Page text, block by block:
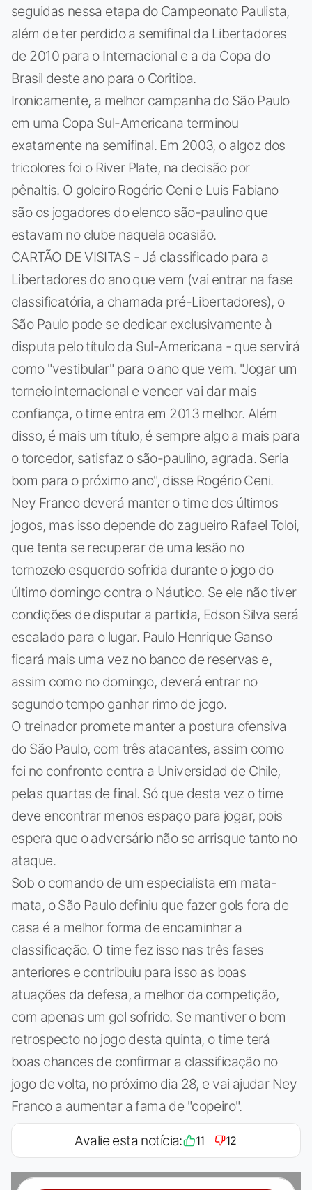
seguidas nessa etapa do Campeonato Paulista,
além de ter perdido a semifinal da Libertadores
de 2010 para o Internacional e a da Copa do
Brasil deste ano para o Coritiba.
Ironicamente, a melhor campanha do São Paulo
em uma Copa Sul-Americana terminou
exatamente na semifinal. Em 2003, o algoz dos
tricolores foi o River Plate, na decisão por
pênaltis. O goleiro Rogério Ceni e Luis Fabiano
são os jogadores do elenco são-paulino que
estavam no clube naquela ocasião.
CARTÃO DE VISITAS - Já classificado para a
Libertadores do ano que vem (vai entrar na fase
classificatória, a chamada pré-Libertadores), o
São Paulo pode se dedicar exclusivamente à
disputa pelo título da Sul-Americana - que servirá
como "vestibular" para o ano que vem. "Jogar um
torneio internacional e vencer vai dar mais
confiança, o time entra em 2013 melhor. Além
disso, é mais um título, é sempre algo a mais para
o torcedor, satisfaz o são-paulino, agrada. Seria
bom para o próximo ano", disse Rogério Ceni.
Ney Franco deverá manter o time dos últimos
jogos, mas isso depende do zagueiro Rafael Toloi,
que tenta se recuperar de uma lesão no
tornozelo esquerdo sofrida durante o jogo do
último domingo contra o Náutico. Se ele não tiver
condições de disputar a partida, Edson Silva será
escalado para o lugar. Paulo Henrique Ganso
ficará mais uma vez no banco de reservas e,
assim como no domingo, deverá entrar no
segundo tempo ganhar rimo de jogo.
O treinador promete manter a postura ofensiva
do São Paulo, com três atacantes, assim como
foi no confronto contra a Universidad de Chile,
pelas quartas de final. Só que desta vez o time
deve encontrar menos espaço para jogar, pois
espera que o adversário não se arrisque tanto no
ataque.
Sob o comando de um especialista em mata-
mata, o São Paulo definiu que fazer gols fora de
casa é a melhor forma de encaminhar a
classificação. O time fez isso nas três fases
anteriores e contribuiu para isso as boas
atuações da defesa, a melhor da competição,
com apenas um gol sofrido. Se mantiver o bom
retrospecto no jogo desta quinta, o time terá
boas chances de confirmar a classificação no
jogo de volta, no próximo dia 28, e vai ajudar Ney
Franco a aumentar a fama de "copeiro".
Avalie esta notícia: 11 12